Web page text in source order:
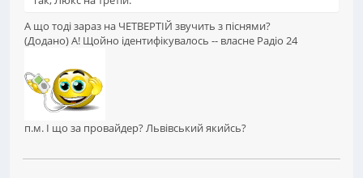
А що тоді зараз на ЧЕТBЕРТІЙ звучить з піснями?
(Додано) А! Щойно ідентифікувалось -- власне Радіо 24
п.м. І що за провайдер? Львівський якийсь?